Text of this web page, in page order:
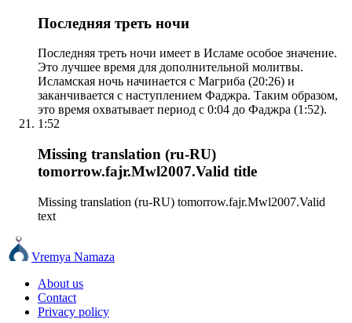
Последняя треть ночи
Последняя треть ночи имеет в Исламе особое значение.
Это лучшее время для дополнительной молитвы.
Исламская ночь начинается с Магриба (20:26) и
заканчивается с наступлением Фаджра. Таким образом,
это время охватывает период с 0:04 до Фаджра (1:52).
1:52
Missing translation (ru-RU)
tomorrow.fajr.Mwl2007.Valid title
Missing translation (ru-RU) tomorrow.fajr.Mwl2007.Valid
text
Vremya Namaza
About us
Contact
Privacy policy